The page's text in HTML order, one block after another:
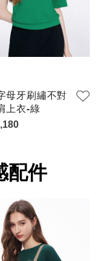
母牙刷繡不對
上衣-綠
配件